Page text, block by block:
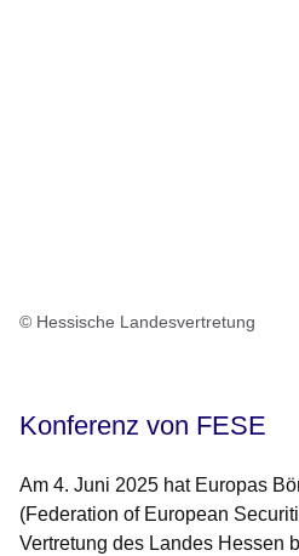
© Hessische Landesvertretung
Konferenz von FESE
Am 4. Juni 2025 hat Europas
(Federation of European
Vertretung des Landes Hessen